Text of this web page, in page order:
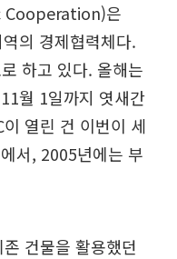
Cooperation)은
의 경제협력체다.
하고 있다. 올해는
월 1일까지 엿새간
열린 건 이번이 세
서, 2005년에는 부
건물을 활용했던